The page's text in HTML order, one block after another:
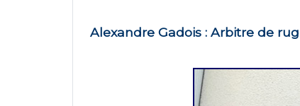
Alexandre Gadois : Arbitre de